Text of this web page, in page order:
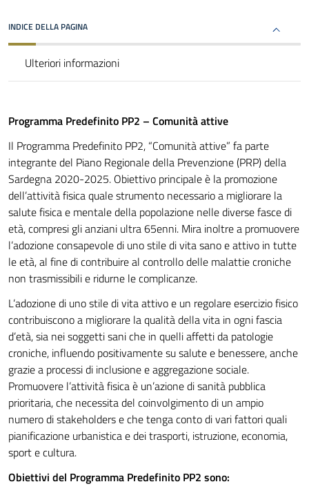
INDICE DELLA PAGINA
Ulteriori informazioni
Programma Predefinito PP2 – Comunitàattive
Il Programma Predefinito PP2, “Comunità attive” fa parte
integrante del Piano Regionale della Prevenzione (PRP) della
Sardegna 2020-2025. Obiettivo principale è la promozione
dell’attività fisica quale strumento necessario a migliorare la
salute fisica e mentale della popolazione nelle diverse fasce di
età, compresi gli anziani ultra 65enni. Mira inoltre a promuovere
l’adozione consapevole di uno stile di vita sano e attivo in tutte
le età, al fine di contribuire al controllo delle malattie croniche
non trasmissibili e ridurne le complicanze.
L’adozione di uno stile di vita attivo e un regolare esercizio fisico
contribuiscono a migliorare la qualità della vita in ogni fascia
d’età, sia nei soggetti sani che in quelli affetti da patologie
croniche, influendo positivamente su salute e benessere, anche
grazie a processi di inclusione e aggregazione sociale.
Promuovere l’attività fisica è un’azione di sanità pubblica
prioritaria, che necessita del coinvolgimento di un ampio
numero di stakeholders e che tenga conto di vari fattori quali
pianificazione urbanistica e dei trasporti, istruzione, economia,
sport e cultura.
Obiettivi del Programma Predefinito PP2 sono: